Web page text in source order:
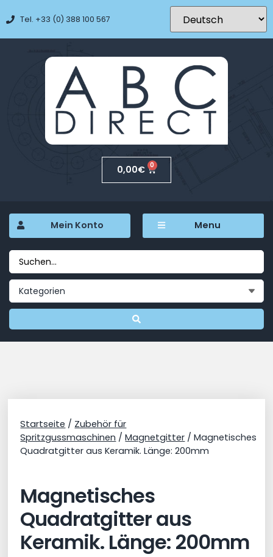
Tel. +33 (0) 388 100 567
0,00€ 0
Mein Konto Menu
Startseite / Zubehör für
Spritzgussmaschinen /Magnetgitter / Magnetisches
Quadratgitter aus Keramik. Länge: 200mm
Magnetisches
Quadratgitter aus
Keramik. Länge: 200mm